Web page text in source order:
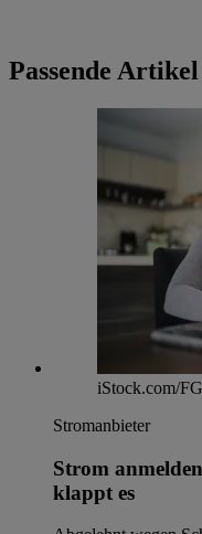
Passende Artikel
iStock.com/
Stromanbieter
Strom
klappt es